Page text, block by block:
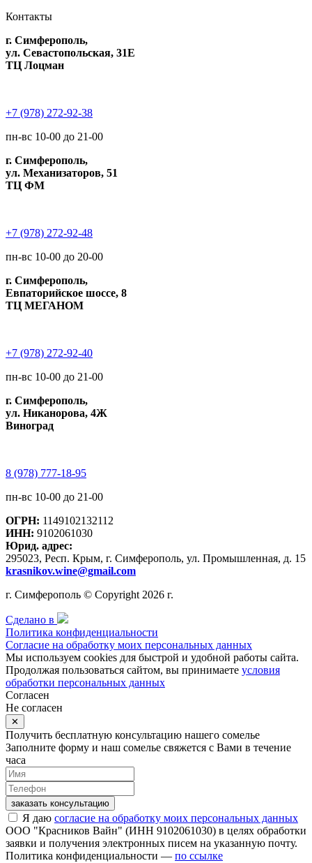
Контакты
г. Симферополь,
ул. Севастопольская, 31Е
ТЦ Лоцман
+7 (978) 272-92-38
пн-вс 10-00 до 21-00
г. Симферополь,
ул. Механизаторов, 51
ТЦ ФМ
+7 (978) 272-92-48
пн-вс 10-00 до 20-00
г. Симферополь,
Евпаторийское шоссе, 8
ТЦ МЕГАНОМ
+7 (978) 272-92-40
пн-вс 10-00 до 21-00
г. Симферополь,
ул. Никанорова, 4Ж
Виноград
8 (978) 777-18-95
пн-вс 10-00 до 21-00
ОГРН: 1149102132112
ИНН: 9102061030
Юрид. адрес:
295023, Респ. Крым, г. Симферополь, ул. Промышленная, д. 15
krasnikov.wine@gmail.com
г. Симферополь © Copyright 2026 г.
Сделано в
Политика конфиденциальности
Согласие на обработку моих персональных данных
Мы используем cookies для быстрой и удобной работы сайта.
Продолжая пользоваться сайтом, вы принимаете условия
обработки персональных данных
Согласен
Не согласен
✕
Получить бесплатную консультацию нашего сомелье
Заполните форму и наш сомелье свяжется с Вами в течение
часа
заказать консультацию
Я даю согласие на обработку моих персональных данных
ООО "Красников Вайн" (ИНН 9102061030) в целях обработки
заявки и получения электронных писем на указанную почту.
Политика конфиденциальности — по ссылке